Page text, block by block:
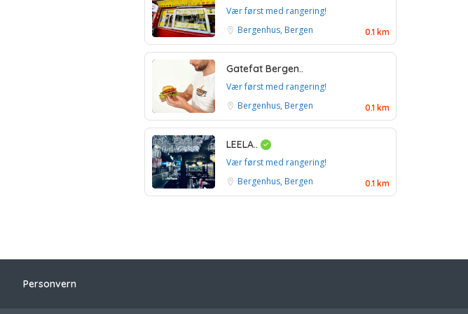
Vær først med rangering!
Bergenhus, Bergen
0.1 km
Gatefat Bergen..
Vær først med rangering!
Bergenhus, Bergen
0.1 km
LEELA..
Vær først med rangering!
Bergenhus, Bergen
0.1 km
Personvern